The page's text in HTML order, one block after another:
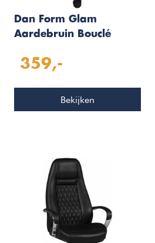
Dan Form Glam
Aardebruin Bouclé
359,-
Bekijken